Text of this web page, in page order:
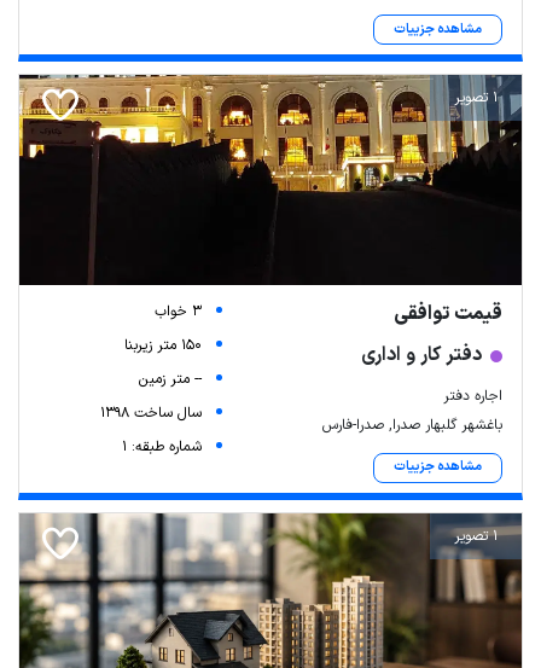
مشاهده جزییات
1 تصویر
قیمت توافقی
دفتر کار و اداری
اجاره دفتر
باغشهر گلبهار صدرا, صدرا-فارس
مشاهده جزییات
3 خواب
150 متر زیربنا
-- متر زمین
سال ساخت 1398
شماره طبقه: 1
1 تصویر